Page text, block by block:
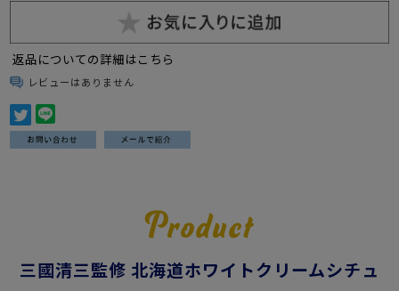
返品についての詳細はこちら
レビューはありません
三國清三監修 北海道ホワイトクリームシチュ